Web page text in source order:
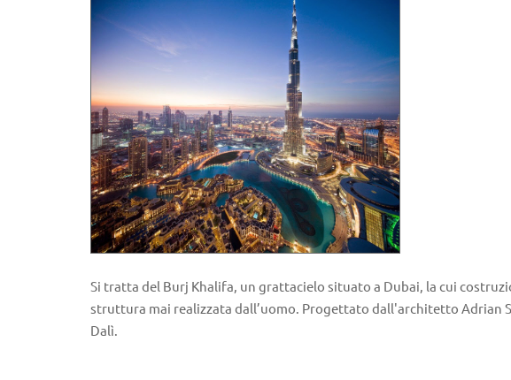
Si tratta del Burj Khalifa, un grattacielo situato a Dubai, la cui
struttura mai realizzata dall’uomo. Progettato dall'architetto Adrian
Dalì.